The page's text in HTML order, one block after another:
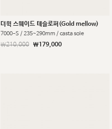
더윅 스웨이드 테슬로퍼(Gold mellow)
7000-S / 235~290mm / casta sole
￦210,000 ￦179,000